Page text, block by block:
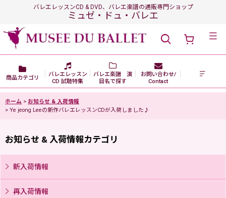
バレエレッスンCD & DVD、バレエ楽譜の通販専門ショップ
ミュゼ・ドュ・バレエ
商品カテゴリ
バレエレッスン
CD 試聴特集
バレエ楽譜 演
目名で探す
お問い合わせ/
Contact
ホーム > お知らせ & 入荷情報
> Ye jeong Leeの新作バレエレッスンCDが入荷しました♪
お知らせ & 入荷情報カテゴリ
新入荷情報
再入荷情報